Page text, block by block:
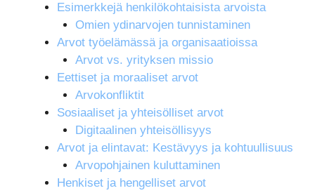
Esimerkkejä henkilökohtaisista arvoista
Omien ydinarvojen tunnistaminen
Arvot työelämässä ja organisaatioissa
Arvot vs. yrityksen missio
Eettiset ja moraaliset arvot
Arvokonfliktit
Sosiaaliset ja yhteisölliset arvot
Digitaalinen yhteisöllisyys
Arvot ja elintavat: Kestävyys ja kohtuullisuus
Arvopohjainen kuluttaminen
Henkiset ja hengelliset arvot